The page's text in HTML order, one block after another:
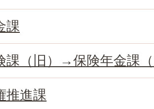
課
課（旧）→保険年金課
推進課